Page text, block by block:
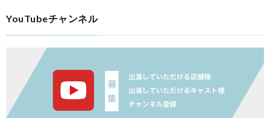
YouTubeチャンネル